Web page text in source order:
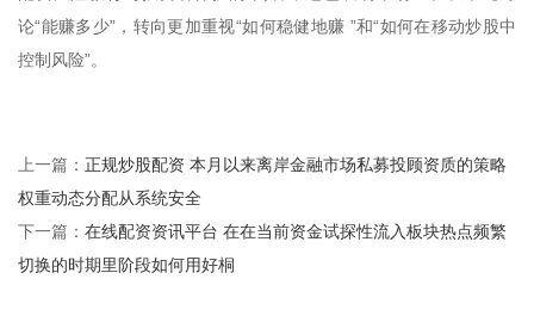
论“能赚多少”，转向更加重视“如何稳健地赚 ”和“如何在移动炒股中
控制风险”。
上一篇： 正规炒股配资 本月以来离岸金融市场私募投顾资质的策略
权重动态分配从系统安全
下一篇： 在线配资资讯平台 在在当前资金试探性流入板块热点频繁
切换的时期里阶段如何用好桐